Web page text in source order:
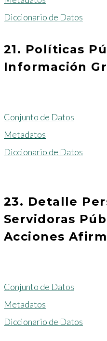
Diccionario de Datos
21. Políticas
Información
Conjunto de Datos
Metadatos
Diccionario de Datos
23. Detalle
Servidoras
Acciones
Conjunto de Datos
Metadatos
Diccionario de Datos